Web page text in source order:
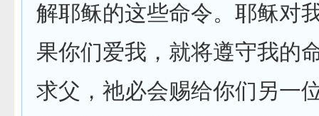
解耶稣的这些命令。耶稣对
果你们爱我，就将遵守我的
求父，祂必会赐给你们另一